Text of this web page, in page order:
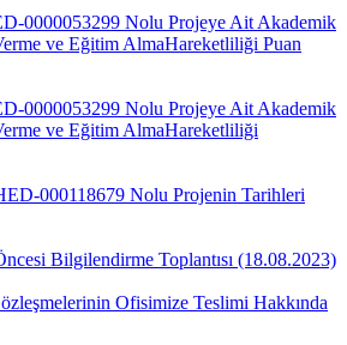
0000053299 Nolu Projeye Ait Akademik
ve Eğitim AlmaHareketliliği Puan
0000053299 Nolu Projeye Ait Akademik
ve Eğitim AlmaHareketliliği
000118679 Nolu Projenin Tarihleri
Bilgilendirme Toplantısı (18.08.2023)
Ofisimize Teslimi Hakkında